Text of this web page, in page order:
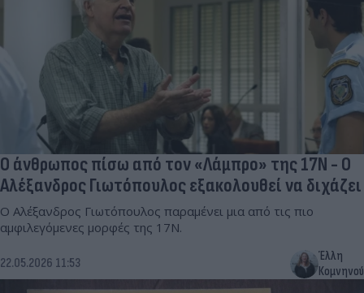
Ο άνθρωπος πίσω από τον «Λάμπρο» της 17Ν - Ο
Αλέξανδρος Γιωτόπουλος εξακολουθεί να διχάζει
Ο Αλέξανδρος Γιωτόπουλος παραμένει μια από τις πιο
αμφιλεγόμενες μορφές της 17Ν.
22.05.2026 11:53
Έλλη
Κομνηνού